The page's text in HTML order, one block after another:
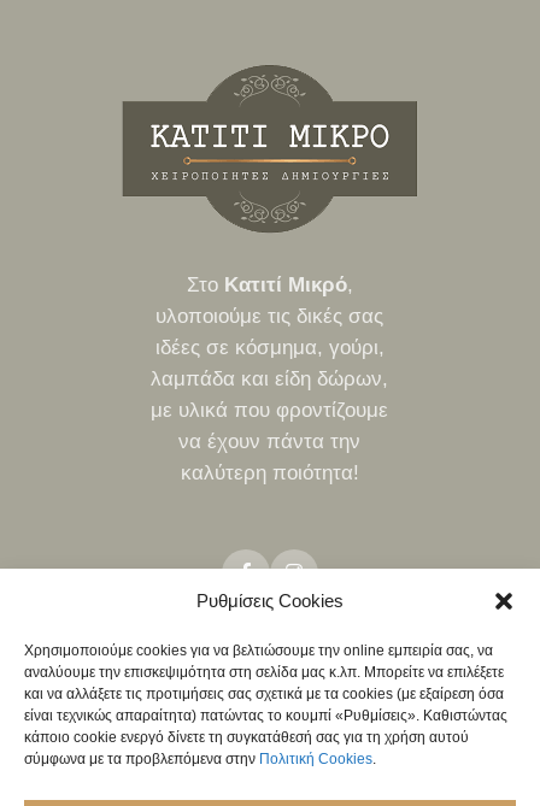
Ρυθμίσεις Cookies
Χρησιμοποιούμε cookies για να βελτιώσουμε την online εμπειρία σας, να
αναλύουμε την επισκεψιμότητα στη σελίδα μας κ.λπ. Μπορείτε να επιλέξετε
και να αλλάξετε τις προτιμήσεις σας σχετικά με τα cookies (με εξαίρεση όσα
είναι τεχνικώς απαραίτητα) πατώντας το κουμπί «Ρυθμίσεις». Καθιστώντας
κάποιο cookie ενεργό δίνετε τη συγκατάθεσή σας για τη χρήση αυτού
σύμφωνα με τα προβλεπόμενα στην Πολιτική Cookies.
Στο Κατιτί Μικρό,
υλοποιούμε τις δικές σας
ιδέες σε κόσμημα, γούρι,
λαμπάδα και είδη δώρων,
με υλικά που φροντίζουμε
να έχουν πάντα την
καλύτερη ποιότητα!
ΤΡΌΠΟΙ ΑΠΟΣΤΟΛΉΣΤΡΌΠΟΙ ΠΛΗΡΩΜΉΣΠΟΛΙΤΙΚΉ ΕΠΙΣΤΡΟΦΏΝ
ΧΟΝΔΡΙΚΉ